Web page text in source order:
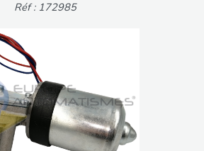
Réf : 172985